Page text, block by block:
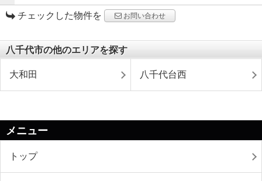
チェックした物件を お問い合わせ
八千代市の他のエリアを探す
大和田 八千代台西
メニュー
トップ